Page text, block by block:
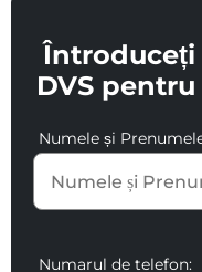
Întroduceți
DVS
Numele și
Numarul de telefon: